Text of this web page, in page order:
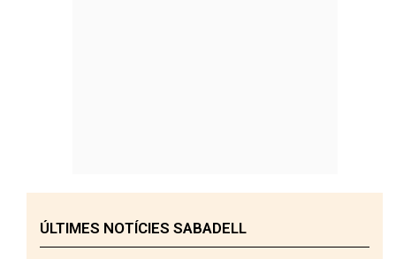
ÚLTIMES NOTÍCIES SABADELL